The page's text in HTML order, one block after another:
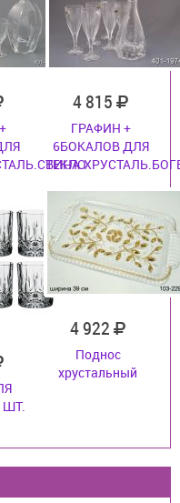
4 815
ГРАФИН +
6БОКАЛОВ ДЛЯ
ШТ.
4 922
Поднос
хрустальный